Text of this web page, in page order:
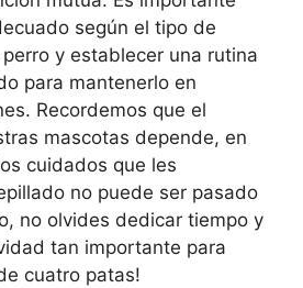
según el tipo de
y establecer una rutina
para mantenerlo en
Recordemos que el
mascotas depende, en
cuidados que les
no puede ser pasado
no olvides dedicar tiempo y
tan importante para
cuatro patas!